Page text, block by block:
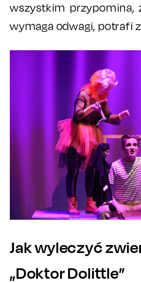
wszystkim przypomina,
wymaga odwagi, potrafi
Jak wyleczyć
„Doktor Dolittle”